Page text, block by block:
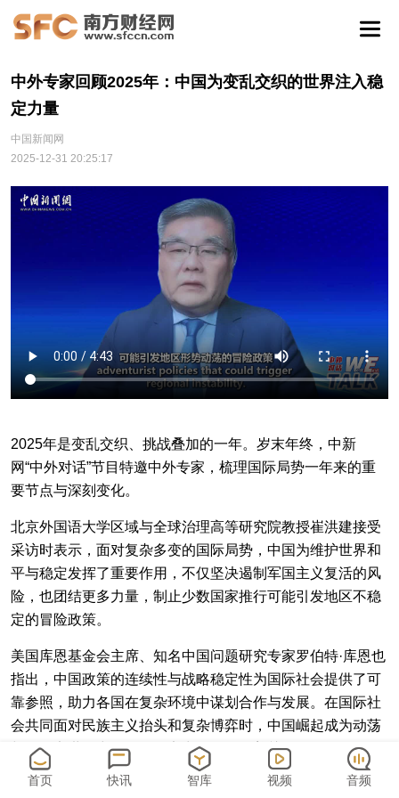
中外专家回顾2025年：中国为变乱交织的世界注入稳
定力量
中国新闻网
2025-12-31 20:25:17
2025年是变乱交织、挑战叠加的一年。岁末年终，中新
网“中外对话”节目特邀中外专家，梳理国际局势一年来的重
要节点与深刻变化。
北京外国语大学区域与全球治理高等研究院教授崔洪建接受
采访时表示，面对复杂多变的国际局势，中国为维护世界和
平与稳定发挥了重要作用，不仅坚决遏制军国主义复活的风
险，也团结更多力量，制止少数国家推行可能引发地区不稳
定的冒险政策。
美国库恩基金会主席、知名中国问题研究专家罗伯特·库恩也
指出，中国政策的连续性与战略稳定性为国际社会提供了可
靠参照，助力各国在复杂环境中谋划合作与发展。在国际社
会共同面对民族主义抬头和复杂博弈时，中国崛起成为动荡
与不确定世界中的一股稳定力量，发挥着关键作用。
首页 快讯 智库 视频 音频